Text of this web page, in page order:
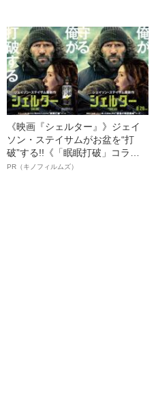
《映画『シェルター』》ジェイ
ソン・ステイサムがお盆を“打
破”する!!《「眠眠打破」コラ
ボ》
PR（キノフィルムズ）